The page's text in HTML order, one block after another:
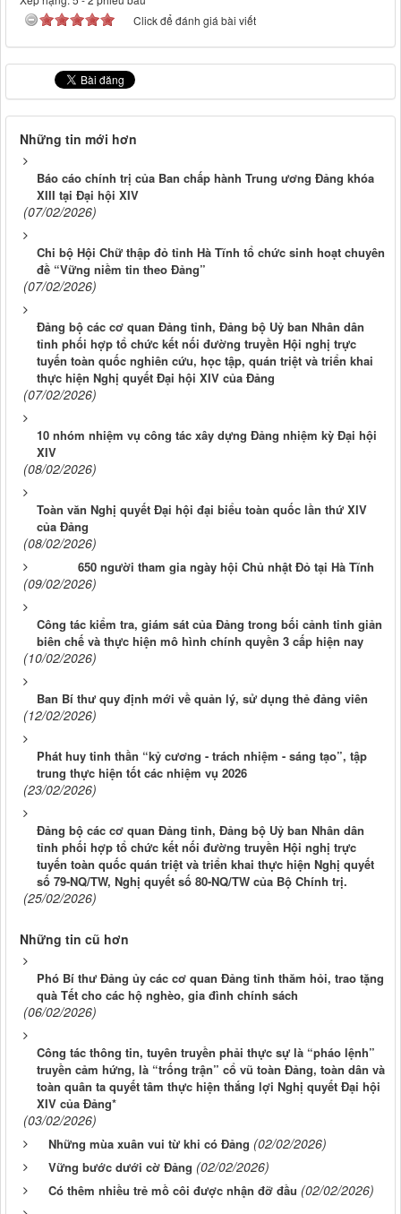
Click để đánh giá bài viết
Những tin mới hơn
Báo cáo chính trị của Ban chấp hành Trung ương Đảng khóa
XIII tại Đại hội XIV
(07/02/2026)
Chi bộ Hội Chữ thập đỏ tỉnh Hà Tĩnh tổ chức sinh hoạt chuyên
đề “Vững niềm tin theo Đảng”
(07/02/2026)
Đảng bộ các cơ quan Đảng tỉnh, Đảng bộ Uỷ ban Nhân dân
tỉnh phối hợp tổ chức kết nối đường truyền Hội nghị trực
tuyến toàn quốc nghiên cứu, học tập, quán triệt và triển khai
thực hiện Nghị quyết Đại hội XIV của Đảng
(07/02/2026)
10 nhóm nhiệm vụ công tác xây dựng Đảng nhiệm kỳ Đại hội
XIV
(08/02/2026)
Toàn văn Nghị quyết Đại hội đại biểu toàn quốc lần thứ XIV
của Đảng
(08/02/2026)
650 người tham gia ngày hội Chủ nhật Đỏ tại Hà Tĩnh
(09/02/2026)
Công tác kiểm tra, giám sát của Đảng trong bối cảnh tinh giản
biên chế và thực hiện mô hình chính quyền 3 cấp hiện nay
(10/02/2026)
Ban Bí thư quy định mới về quản lý, sử dụng thẻ đảng viên
(12/02/2026)
Phát huy tinh thần “kỷ cương - trách nhiệm - sáng tạo”, tập
trung thực hiện tốt các nhiệm vụ 2026
(23/02/2026)
Đảng bộ các cơ quan Đảng tỉnh, Đảng bộ Uỷ ban Nhân dân
tỉnh phối hợp tổ chức kết nối đường truyền Hội nghị trực
tuyến toàn quốc quán triệt và triển khai thực hiện Nghị quyết
số 79-NQ/TW, Nghị quyết số 80-NQ/TW của Bộ Chính trị.
(25/02/2026)
Những tin cũ hơn
Phó Bí thư Đảng ủy các cơ quan Đảng tỉnh thăm hỏi, trao tặng
quà Tết cho các hộ nghèo, gia đình chính sách
(06/02/2026)
Công tác thông tin, tuyên truyền phải thực sự là “pháo lệnh”
truyền cảm hứng, là “trống trận” cổ vũ toàn Đảng, toàn dân và
toàn quân ta quyết tâm thực hiện thắng lợi Nghị quyết Đại hội
XIV của Đảng*
(03/02/2026)
Những mùa xuân vui từ khi có Đảng (02/02/2026)
Vững bước dưới cờ Đảng (02/02/2026)
Có thêm nhiều trẻ mồ côi được nhận đỡ đầu (02/02/2026)